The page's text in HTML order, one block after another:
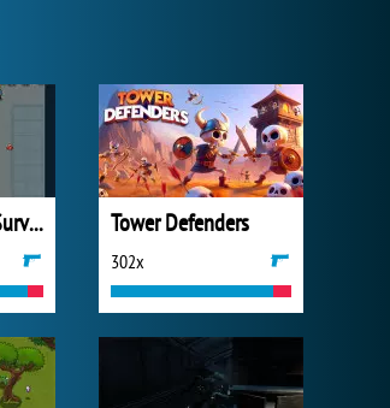
Zombie Hunter Survival Tower Defenders
302x